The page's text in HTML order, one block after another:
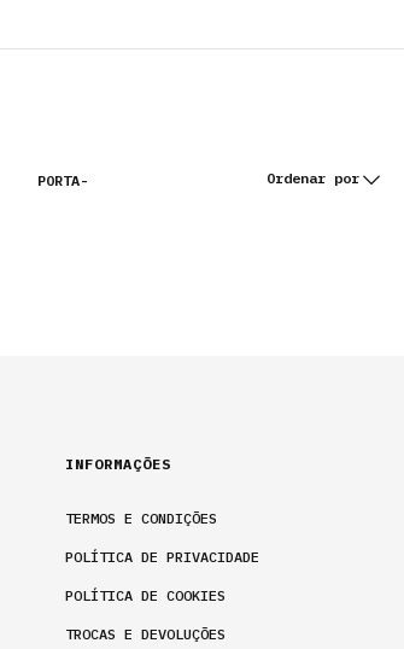
PORTA-
Ordenar por
INFORMAÇÕES
TERMOS E CONDIÇÕES
POLÍTICA DE PRIVACIDADE
POLÍTICA DE COOKIES
TROCAS E DEVOLUÇÕES